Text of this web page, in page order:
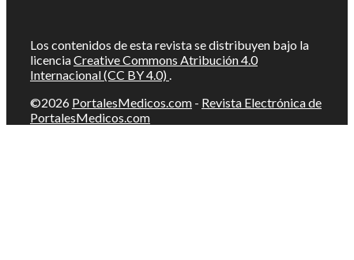
Los contenidos de esta revista se distribuyen bajo la
licenciaCreative Commons Atribución 4.0
Internacional (CC BY 4.0) .
©2026 PortalesMedicos.com - Revista Electrónica de
PortalesMedicos.com